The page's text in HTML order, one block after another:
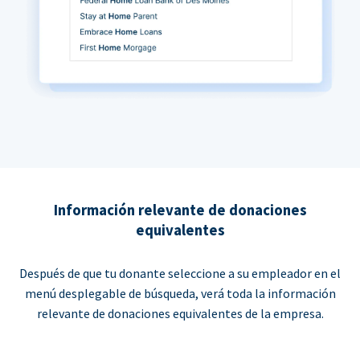
Información relevante de donaciones
equivalentes
Después de que tu donante seleccione a su empleador en el
menú desplegable de búsqueda, verá toda la información
relevante de donaciones equivalentes de la empresa.